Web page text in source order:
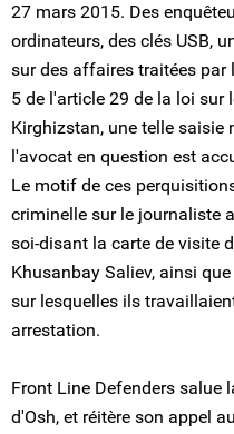
27 mars 2015. Des
ordinateurs, des clés USB,
sur des affaires traitées par
5 de l'article 29 de la loi sur
Kirghizstan, une telle saisie
l'avocat en question est
Le motif de ces
criminelle sur le journaliste
soi-disant la carte de visite
Khusanbay Saliev, ainsi
sur lesquelles ils
arrestation.
Front Line Defenders salue
d'Osh, et réitère son appel